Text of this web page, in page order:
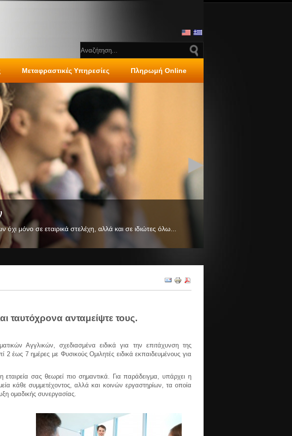
Μεταφραστικές Υπηρεσίες Πληρωμή Online
μόνο σε εταιρικά στελέχη, αλλά και σε ιδιώτες όλω...
ταυτόχρονα ανταμείψτε τους.
Αγγλικών, σχεδιασμένα ειδικά για την επιτάχυνση της
2 έως 7 ημέρες με Φυσικούς Ομιλητές ειδικά εκπαιδευμένους για
σας θεωρεί πιο σημαντικά. Για παράδειγμα, υπάρχει η
κάθε συμμετέχοντος, αλλά και κοινών εργαστηρίων, τα οποία
ομαδικής συνεργασίας.